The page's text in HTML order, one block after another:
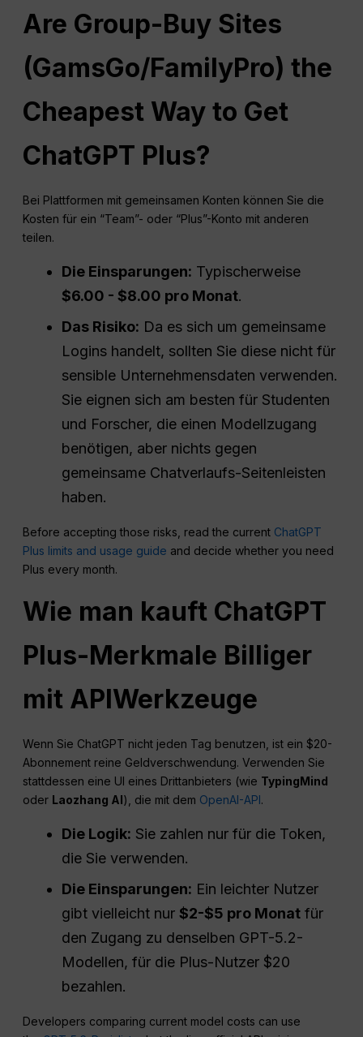
Are Group-Buy Sites
(GamsGo/FamilyPro) the
Cheapest Way to Get
ChatGPT Plus?
Bei Plattformen mit gemeinsamen Konten können Sie die
Kosten für ein “Team”- oder “Plus”-Konto mit anderen
teilen.
Die Einsparungen: Typischerweise
$6.00 - $8.00 pro Monat.
Das Risiko: Da es sich um gemeinsame
Logins handelt, sollten Sie diese nicht für
sensible Unternehmensdaten verwenden.
Sie eignen sich am besten für Studenten
und Forscher, die einen Modellzugang
benötigen, aber nichts gegen
gemeinsame Chatverlaufs-Seitenleisten
haben.
Before accepting those risks, read the current ChatGPT
Plus limits and usage guide and decide whether you need
Plus every month.
Wie man kauft ChatGPT
Plus-Merkmale Billiger
mit APIWerkzeuge
Wenn Sie ChatGPT nicht jeden Tag benutzen, ist ein $20-
Abonnement reine Geldverschwendung. Verwenden Sie
stattdessen eine UI eines Drittanbieters (wie TypingMind
oder Laozhang AI), die mit dem OpenAI-API.
Die Logik: Sie zahlen nur für die Token,
die Sie verwenden.
Die Einsparungen: Ein leichter Nutzer
gibt vielleicht nur$2-$5 pro Monat für
den Zugang zu denselben GPT-5.2-
Modellen, für die Plus-Nutzer $20
bezahlen.
Developers comparing current model costs can use